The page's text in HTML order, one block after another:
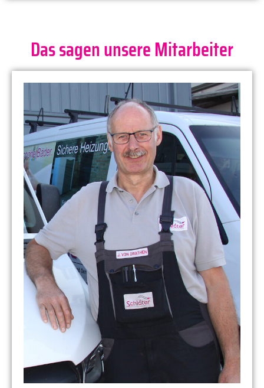
Das sagen unsere Mitarbeiter